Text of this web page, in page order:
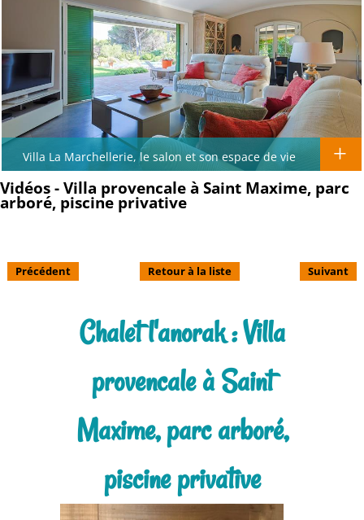
Villa La Marchellerie, le salon et son espace de vie
Vidéos - Villa provencale à Saint Maxime, parc
arboré, piscine privative
Précédent Retour à la liste Suivant
Chalet l'anorak : Villa
provencale à Saint
Maxime, parc arboré,
piscine privative